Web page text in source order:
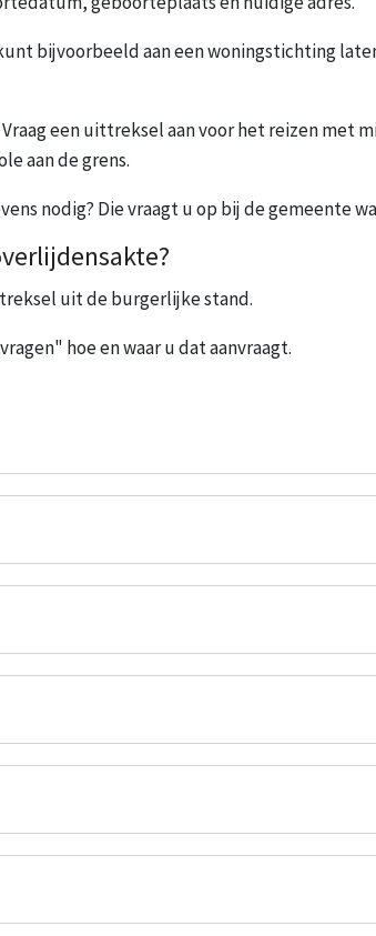
bijvoorbeeld aan een woningstichting
een uittreksel aan voor het reizen met
aan de grens.
nodig? Die vraagt u op bij de gemeente
uit de burgerlijke stand.
hoe en waar u dat aanvraagt.